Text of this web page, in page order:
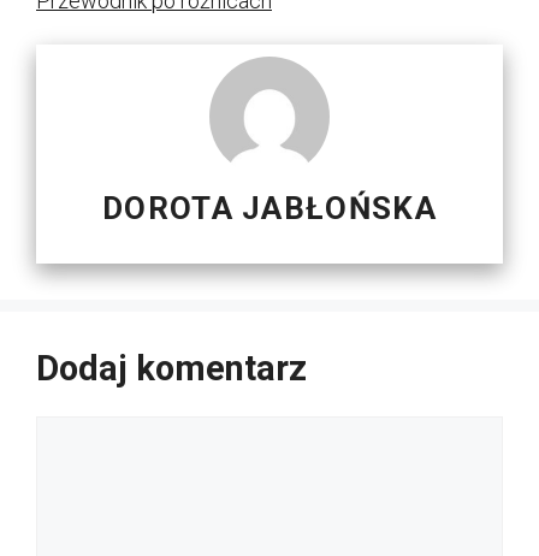
DOROTA JABŁOŃSKA
Dodaj komentarz